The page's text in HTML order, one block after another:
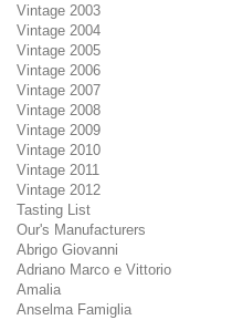
Vintage 2003
Vintage 2004
Vintage 2005
Vintage 2006
Vintage 2007
Vintage 2008
Vintage 2009
Vintage 2010
Vintage 2011
Vintage 2012
Tasting List
Our's Manufacturers
Abrigo Giovanni
Adriano Marco e Vittorio
Amalia
Anselma Famiglia